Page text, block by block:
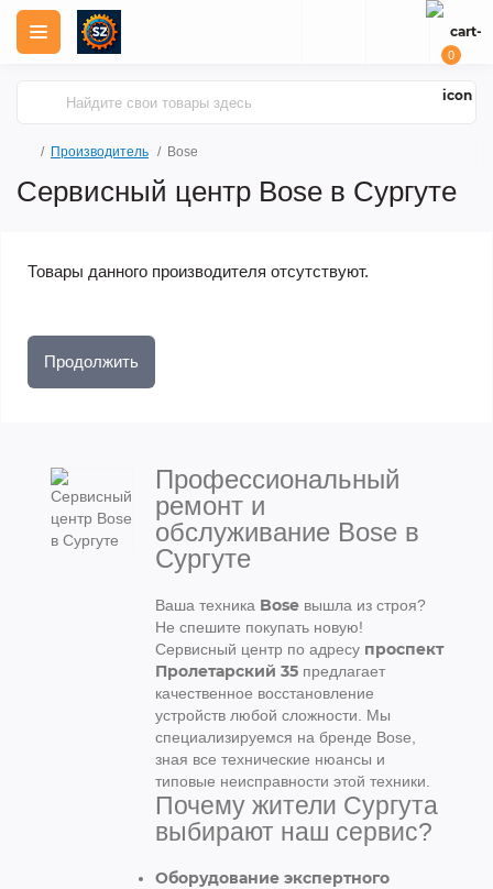
0
Производитель Bose
Сервисный центр Bose в Сургуте
Товары данного производителя отсутствуют.
Продолжить
Профессиональный
ремонт и
обслуживание Bose в
Сургуте
Ваша техника Bose вышла из строя?
Не спешите покупать новую!
Сервисный центр по адресу проспект
Пролетарский 35 предлагает
качественное восстановление
устройств любой сложности. Мы
специализируемся на бренде Bose,
зная все технические нюансы и
типовые неисправности этой техники.
Почему жители Сургута
выбирают наш сервис?
Оборудование экспертного